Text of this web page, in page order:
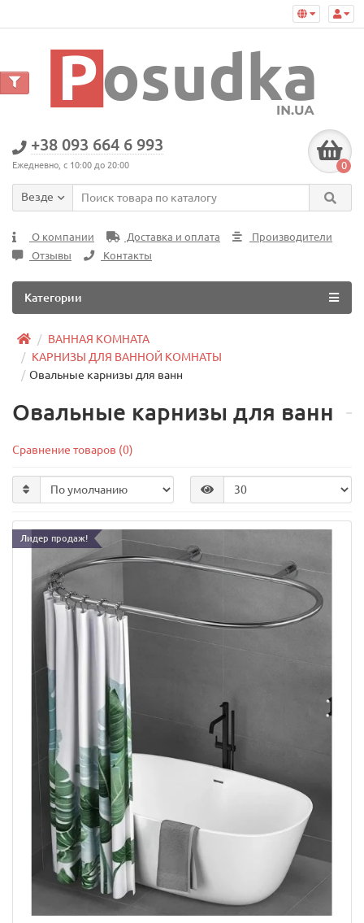
+38 093 664 6 993
Ежедневно, с 10:00 до 20:00 0
Везде
О компании Доставка и оплата
Производители
Отзывы
Контакты
Категории
ВАННАЯ КОМНАТА
КАРНИЗЫ ДЛЯ ВАННОЙ КОМНАТЫ
Овальные карнизы для ванн
Овальные карнизы для ванн
Сравнение товаров (0)
Лидер продаж!